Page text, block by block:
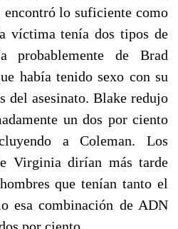
encontró lo suficiente como
víctima tenía dos tipos de
probablemente de Brad
había tenido sexo con su
del asesinato. Blake redujo
un dos por ciento
a Coleman. Los
Virginia dirían más tarde
que tenían tanto el
esa combinación de ADN